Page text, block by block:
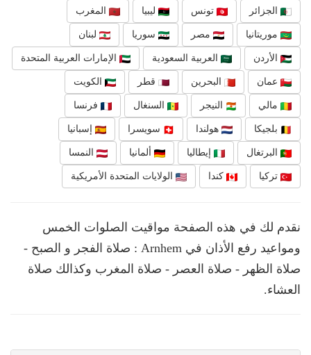
الجزائر تونس ليبيا المغرب
موريتانيا مصر سوريا لبنان
الأردن العربية السعودية الإمارات العربية المتحدة
عمان البحرين قطر الكويت
مالي النيجر السنغال فرنسا
بلجيكا هولندا سويسرا إسبانيا
البرتغال إيطاليا ألمانيا النمسا
تركيا كندا الولايات المتحدة الأمريكية
نقدم لك في هذه الصفحة مواقيت الصلوات الخمس
ومواعيد رفع الأذان في Arnhem : صلاة الفجر و الصبح -
صلاة الظهر - صلاة العصر - صلاة المغرب وكذالك صلاة
العشاء.